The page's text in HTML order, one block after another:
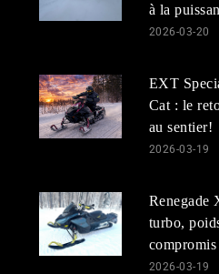
à la
2026-03-20
EXT
Cat : le
au sentier!
2026-03-19
Renegade
turbo,
compromis
2026-03-19